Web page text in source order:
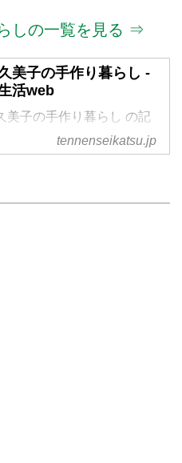
しの一覧を見る ⇒
美子の手作り暮らし -
活web
美子の手作り暮らし の記
- 『天然生活』が運営する
の情報サイト。食やファッ
tennenseikatsu.jp